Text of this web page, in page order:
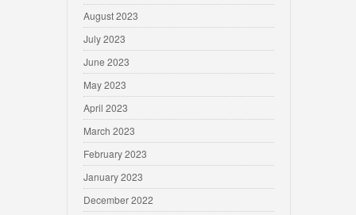
August 2023
July 2023
June 2023
May 2023
April 2023
March 2023
February 2023
January 2023
December 2022